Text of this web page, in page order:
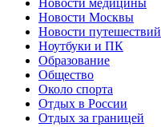
Новости Москвы
Новости путешествий
Ноутбуки и ПК
Образование
Общество
Около спорта
Отдых в России
Отдых за границей